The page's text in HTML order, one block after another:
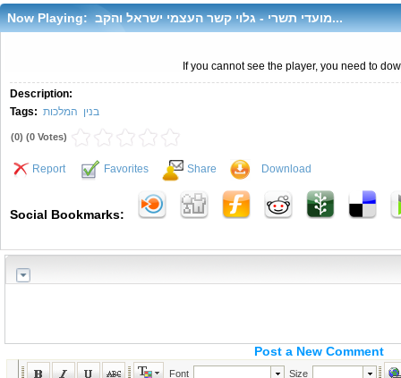
Now Playing: מועדי תשרי - גלוי קשר העצמי ישראל והקב...
If you cannot see the player, you need to
Description:
Tags:
בנין המלכות
(0) (0 Votes)
Report Favorites Share Download
Social Bookmarks:
Post a New Comment